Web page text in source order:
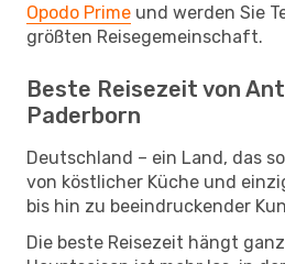
Opodo Prime und werden Sie
größten Reisegemeinschaft.
Beste Reisezeit von
Paderborn
Deutschland – ein Land, das
von köstlicher Küche und
bis hin zu beeindruckender
Die beste Reisezeit hängt